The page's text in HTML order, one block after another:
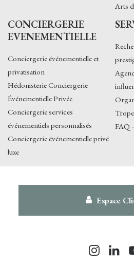
Arts
CONCIERGERIE
EVENEMENTIELLE
Conciergerie événementielle et
privatisation
Hédonisterie Conciergerie
Événementielle Privée
Conciergerie services
événementiels personnalisés
Conciergerie événementielle privé
luxe
FAQ
Espace